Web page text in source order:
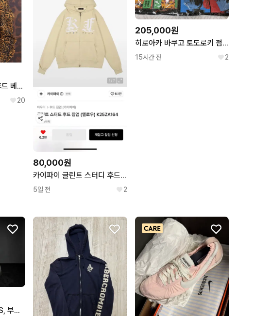
베이비메탈클럽 베어후드 베메클 갸루 레오파드 호피 후드
20
80,000원
카이파이 글린트 스터디 후드 집업 옐로우 M
5일 전 2
205,000원
히로아카 바쿠고 토도로키 점프샵 원화 버스데이 티셔츠 미개봉 2종 일괄 공식굿즈 덤 많이
15시간 전 2
[가와사키]Z1000 ABS, 부산김해양산울산창원대구구미경기서울대전강원